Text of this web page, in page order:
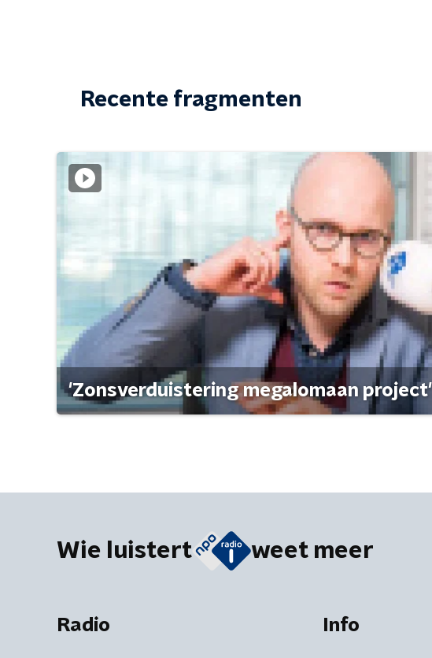
Recente fragmenten
'Zonsverduistering megalomaan project'
Wie luistert weet meer
Radio Info